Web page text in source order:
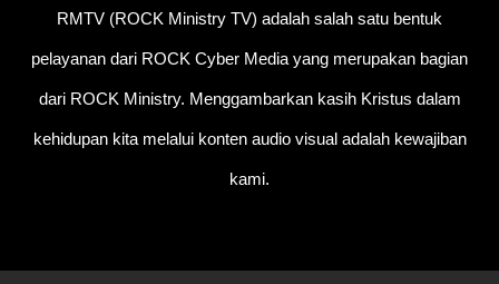
RMTV (ROCK Ministry TV) adalah salah satu bentuk
pelayanan dari ROCK Cyber Media yang merupakan bagian
dari ROCK Ministry. Menggambarkan kasih Kristus dalam
kehidupan kita melalui konten audio visual adalah kewajiban
kami.